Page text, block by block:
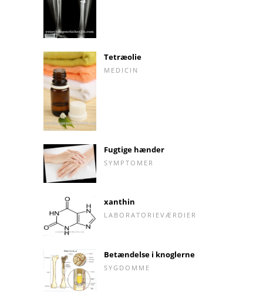
Tetræolie
MEDICIN
Fugtige hænder
SYMPTOMER
xanthin
LABORATORIEVÆRDIER
Betændelse i knoglerne
SYGDOMME